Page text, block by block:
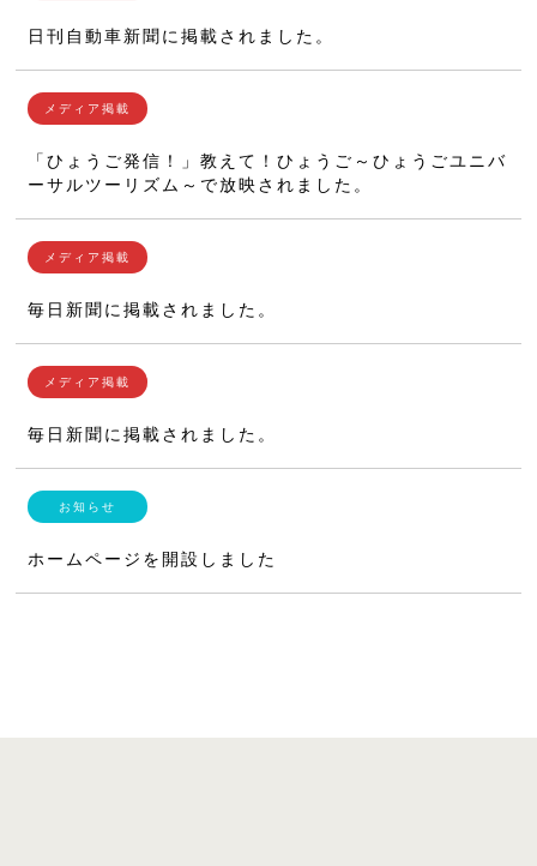
日刊自動車新聞に掲載されました。
「ひょうご発信！」教えて！ひょうご～ひょうごユニバ
ーサルツーリズム～で放映されました。
毎日新聞に掲載されました。
毎日新聞に掲載されました。
ホームページを開設しました